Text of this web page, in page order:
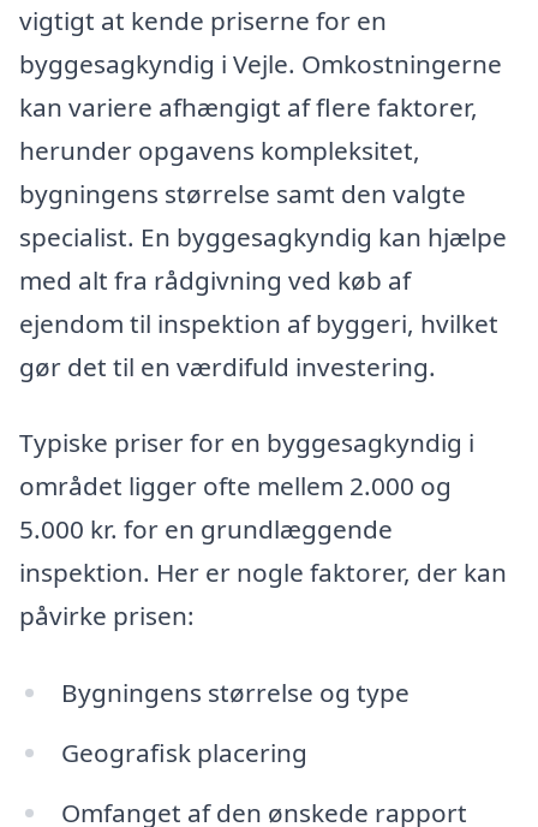
vigtigt at kende priserne for en
byggesagkyndig i Vejle. Omkostningerne
kan variere afhængigt af flere faktorer,
herunder opgavens kompleksitet,
bygningens størrelse samt den valgte
specialist. En byggesagkyndig kan hjælpe
med alt fra rådgivning ved køb af
ejendom til inspektion af byggeri, hvilket
gør det til en værdifuld investering.
Typiske priser for en byggesagkyndig i
området ligger ofte mellem 2.000 og
5.000 kr. for en grundlæggende
inspektion. Her er nogle faktorer, der kan
påvirke prisen:
Bygningens størrelse og type
Geografisk placering
Omfanget af den ønskede rapport